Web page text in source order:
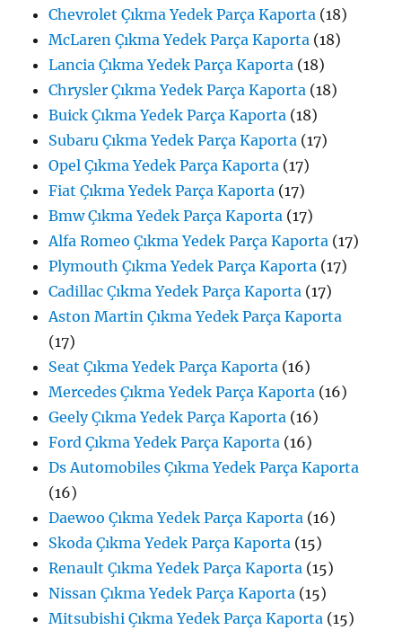
Chevrolet Çıkma Yedek Parça Kaporta (18)
McLaren Çıkma Yedek Parça Kaporta (18)
Lancia Çıkma Yedek Parça Kaporta (18)
Chrysler Çıkma Yedek Parça Kaporta (18)
Buick Çıkma Yedek Parça Kaporta (18)
Subaru Çıkma Yedek Parça Kaporta (17)
Opel Çıkma Yedek Parça Kaporta (17)
Fiat Çıkma Yedek Parça Kaporta (17)
Bmw Çıkma Yedek Parça Kaporta (17)
Alfa Romeo Çıkma Yedek Parça Kaporta (17)
Plymouth Çıkma Yedek Parça Kaporta (17)
Cadillac Çıkma Yedek Parça Kaporta (17)
Aston Martin Çıkma Yedek Parça Kaporta
(17)
Seat Çıkma Yedek Parça Kaporta (16)
Mercedes Çıkma Yedek Parça Kaporta (16)
Geely Çıkma Yedek Parça Kaporta (16)
Ford Çıkma Yedek Parça Kaporta (16)
Ds Automobiles Çıkma Yedek Parça Kaporta
(16)
Daewoo Çıkma Yedek Parça Kaporta (16)
Skoda Çıkma Yedek Parça Kaporta (15)
Renault Çıkma Yedek Parça Kaporta (15)
Nissan Çıkma Yedek Parça Kaporta (15)
Mitsubishi Çıkma Yedek Parça Kaporta (15)